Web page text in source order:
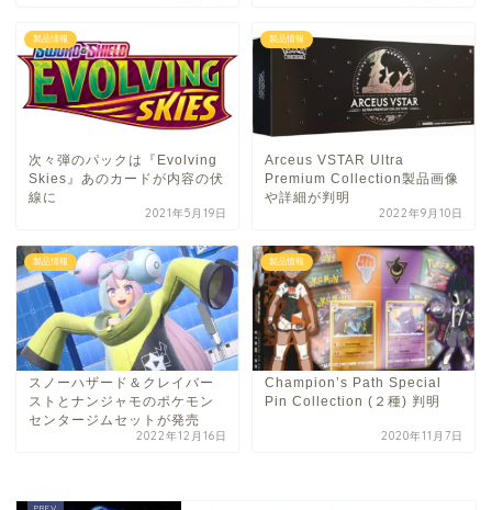
製品情報
次々弾のパックは『Evolving
Skies』あのカードが内容の伏
線に
2021年5月19日
製品情報
Arceus VSTAR Ultra
Premium Collection製品画像
や詳細が判明
2022年9月10日
製品情報
スノーハザード＆クレイバー
ストとナンジャモのポケモン
センタージムセットが発売
2022年12月16日
製品情報
Champion’s Path Special
Pin Collection (２種) 判明
2020年11月7日